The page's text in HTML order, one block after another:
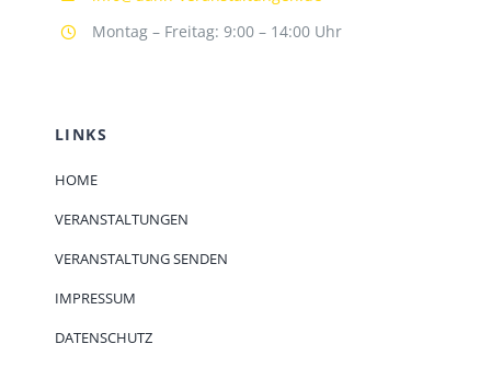
Montag – Freitag: 9:00 – 14:00 Uhr
LINKS
HOME
VERANSTALTUNGEN
VERANSTALTUNG SENDEN
IMPRESSUM
DATENSCHUTZ